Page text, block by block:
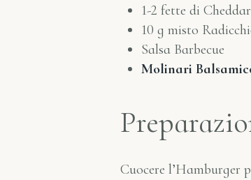
1-2 fette di
10 g misto
Salsa Barbecue
Molinari
Cuocere l’Hamburger